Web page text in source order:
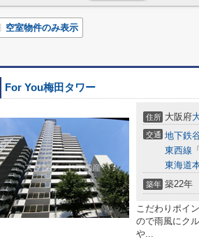
空室物件のみ表示
For You梅田タワー
住所 大阪府
交通 地下鉄
東西線 「
東海道
築年 築22年
こだわりポイ
ので雨風にク
や...